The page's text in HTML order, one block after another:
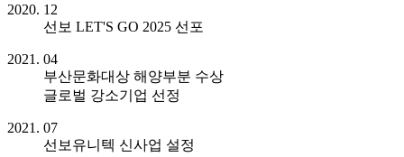
2020. 12
선보 LET'S GO 2025 선포
2021. 04
부산문화대상 해양부분 수상
글로벌 강소기업 선정
2021. 07
선보유니텍 신사업 설정